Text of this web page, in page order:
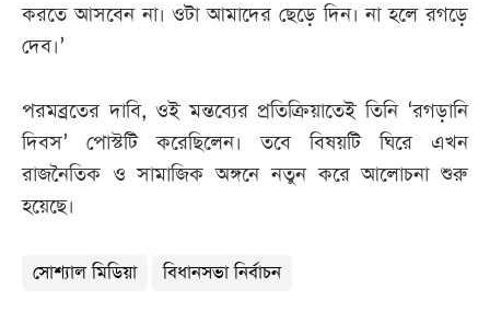
করতে আসবেন না। ওটা আমাদের ছেড়ে দিন। না হলে রগড়ে
দেব।’
পরমব্রতের দাবি, ওই মন্তব্যের প্রতিক্রিয়াতেই তিনি ‘রগড়ানি
দিবস’ পোস্টটি করেছিলেন। তবে বিষয়টি ঘিরে এখন
রাজনৈতিক ও সামাজিক অঙ্গনে নতুন করে আলোচনা শুরু
হয়েছে।
সোশ্যাল মিডিয়া বিধানসভা নির্বাচন